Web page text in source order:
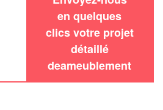
en quelques
clics votre projet
détaillé
deameublement